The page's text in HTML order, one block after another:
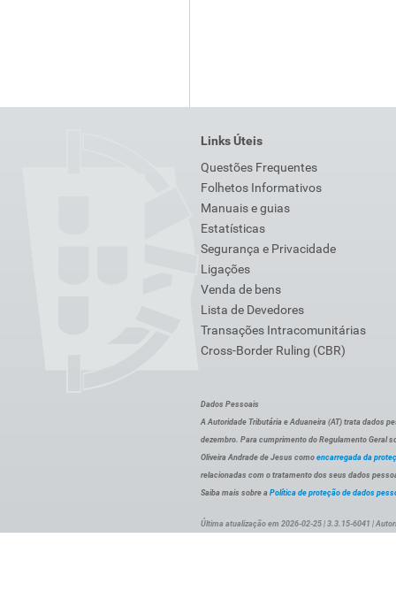
Links Úteis
Questões Frequentes
Folhetos Informativos
Manuais e guias
Estatísticas
Segurança e Privacidade
Ligações
Venda de bens
Lista de Devedores
Transações Intracomunitárias
Cross-Border Ruling (CBR)
Dados Pessoais
A Autoridade Tributária e Aduaneira (AT) trata dados
dezembro. Para cumprimento do Regulamento Geral
Oliveira Andrade de Jesus como encarregada da
relacionadas com o tratamento dos seus dados
Saiba mais sobre a Política de proteção de dados
Última atualização em 2026-02-25 | 3.3.15-6041 |